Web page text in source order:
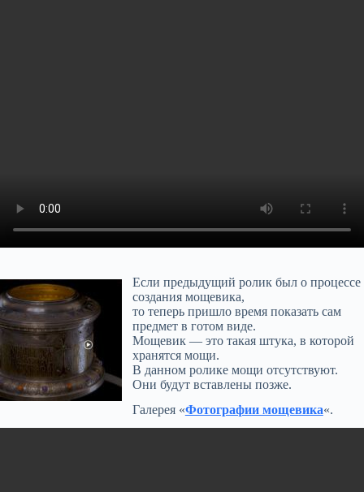
Если предыдущий ролик был о процессе
создания мощевика,
то теперь пришло время показать сам
предмет в готом виде.
Мощевик — это такая штука, в которой
хранятся мощи.
В данном ролике мощи отсутствуют.
Они будут вставлены позже.
Галерея «Фотографии мощевика«.